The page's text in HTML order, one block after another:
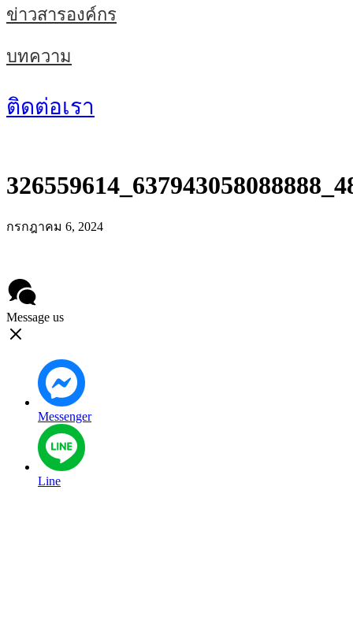
ข่าวสารองค์กร
บทความ
ติดต่อเรา
กรกฎาคม 6, 2024
Message us
Messenger
Line